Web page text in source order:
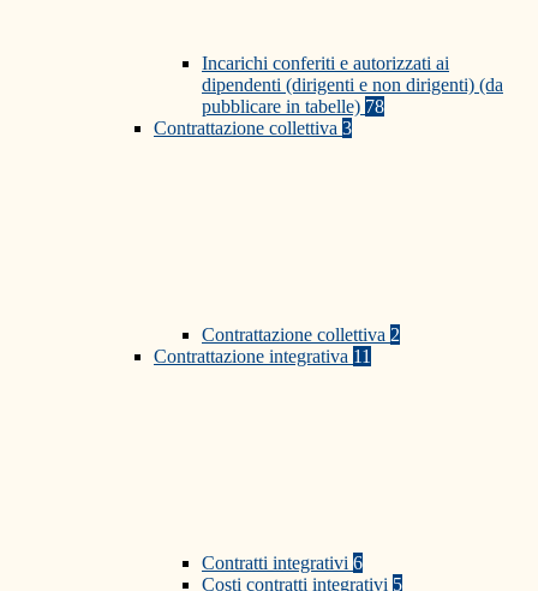
Incarichi conferiti e autorizzati ai
dipendenti (dirigenti e non dirigenti) (da
pubblicare in tabelle) 78
Contrattazione collettiva 3
Contrattazione collettiva 2
Contrattazione integrativa 11
Contratti integrativi 6
Costi contratti integrativi 5